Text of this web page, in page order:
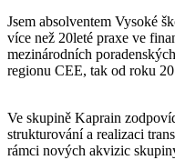
Jsem absolventem Vysoké
více než 20leté praxe ve
mezinárodních
regionu CEE, tak od roku
Ve skupině Kaprain
strukturování a realizaci
rámci nových akvizic